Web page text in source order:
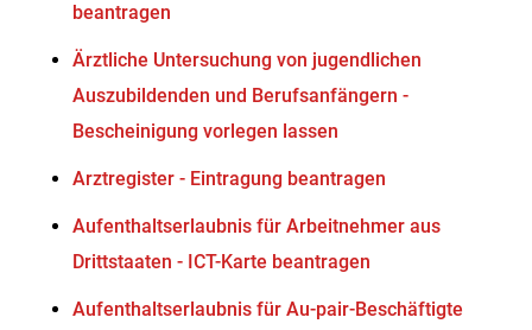
beantragen
Ärztliche Untersuchung von jugendlichen
Auszubildenden und Berufsanfängern -
Bescheinigung vorlegen lassen
Arztregister - Eintragung beantragen
Aufenthaltserlaubnis für Arbeitnehmer aus
Drittstaaten - ICT-Karte beantragen
Aufenthaltserlaubnis für Au-pair-Beschäftigte